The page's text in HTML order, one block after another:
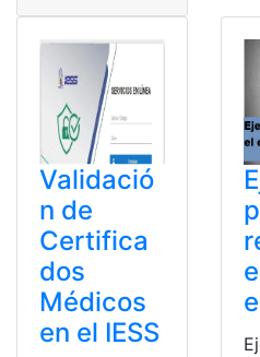
Validació
n de
Certifica
dos
Médicos
en el IESS